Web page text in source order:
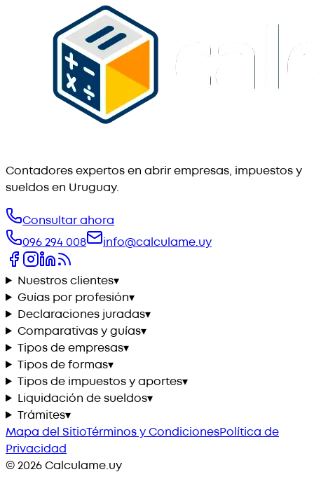
Contadores expertos en abrir empresas, impuestos y
sueldos en Uruguay.
Consultar ahora
096 294 008
info@calculame.uy
Nuestros clientes▾
Guías por profesión▾
Declaraciones juradas▾
Comparativas y guías▾
Tipos de empresas▾
Tipos de formas▾
Tipos de impuestos y aportes▾
Liquidación de sueldos▾
Trámites▾
Mapa del SitioTérminos y CondicionesPolítica de
Privacidad
©2026Calculame.uy